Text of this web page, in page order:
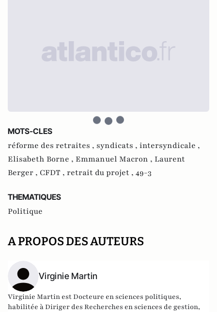
MOTS-CLES
réforme des retraites , syndicats , intersyndicale ,
Elisabeth Borne , Emmanuel Macron , Laurent
Berger , CFDT , retrait du projet , 49-3
THEMATIQUES
Politique
A PROPOS DES AUTEURS
Virginie Martin
Virginie Martin est Docteure en sciences politiques,
habilitée à Diriger des Recherches en sciences de gestion,